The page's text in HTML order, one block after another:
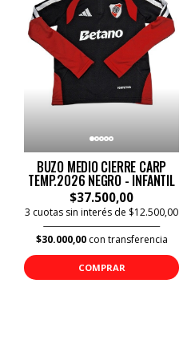
BUZO MEDIO CIERRE CARP
TEMP.2026 NEGRO - INFANTIL
$37.500,00
3 cuotas sin interés de $12.500,00
$30.000,00con transferencia
COMPRAR